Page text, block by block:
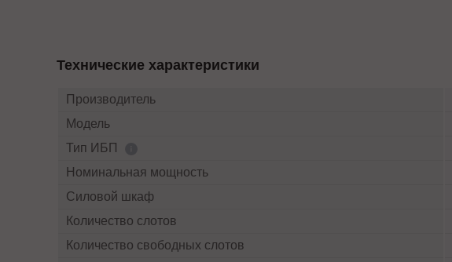
Технические характеристики
Производитель
Модель
Тип ИБП
Номинальная мощность
Силовой шкаф
Количество слотов
Количество свободных слотов